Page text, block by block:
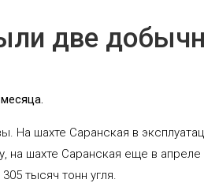
две
На шахте Саранская в
на шахте Саранская еще в
тысяч тонн угля.